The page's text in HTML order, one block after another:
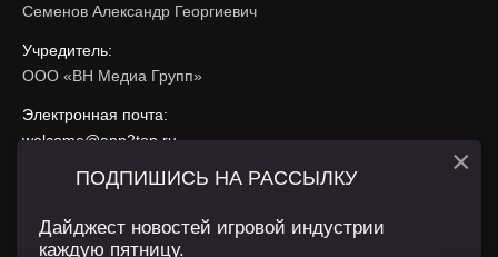
Семенов Александр Георгиевич
Учредитель:
ООО «ВН Медиа Групп»
Электронная почта:
welcome@app2top.ru
При использовании материалов активная ссылка на
ПОДПИШИСЬ НА РАССЫЛКУ
Дайджест новостей игровой индустрии
каждую пятницу.
×